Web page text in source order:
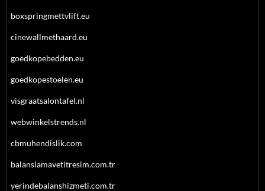
boxspringmettvlift.eu
cinewallmethaard.eu
goedkopebedden.eu
goedkopestoelen.eu
visgraatsalontafel.nl
webwinkelstrends.nl
cbmuhendislik.com
balanslamavetitresim.com.tr
yerindebalanshizmeti.com.tr